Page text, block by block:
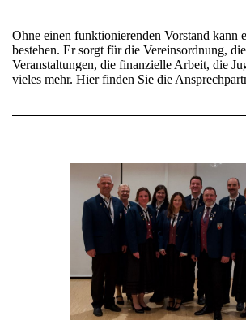
Ohne einen funktionierenden Vorstand kann
bestehen. Er sorgt für die Vereinsordnung,
Veranstaltungen, die finanzielle Arbeit, die
vieles mehr. Hier finden Sie die